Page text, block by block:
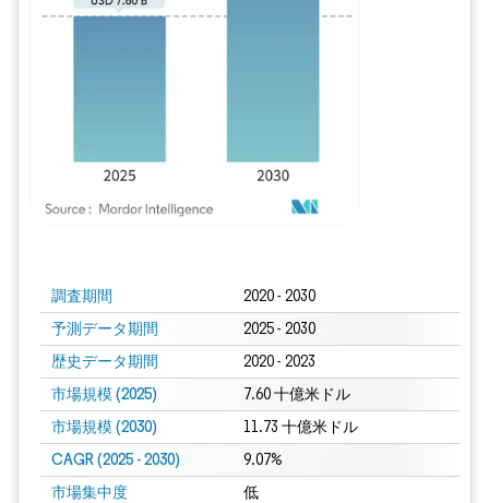
調査期間 2020 - 2030
予測データ期間 2025 - 2030
歴史データ期間 2020 - 2023
市場規模 (2025) 7.60 十億米ドル
市場規模 (2030) 11.73 十億米ドル
CAGR (2025 - 2030) 9.07%
市場集中度 低